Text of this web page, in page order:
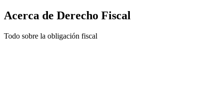
Acerca de Derecho Fiscal
Todo sobre la obligación fiscal